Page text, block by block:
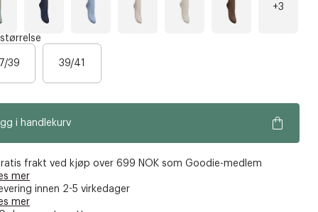
M
r
b
u
n
f
l
l
e
l
o
+3
39 39/41
i handlekurv
frakt ved kjøp over 699 NOK som Goodie-medlem
mer
innen 2-5 virkedager
mer